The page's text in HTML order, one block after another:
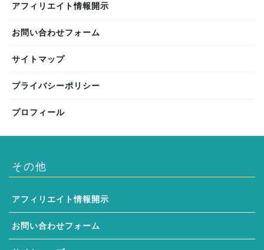
アフィリエイト情報開示
お問い合わせフォーム
サイトマップ
プライバシーポリシー
プロフィール
その他
アフィリエイト情報開示
お問い合わせフォーム